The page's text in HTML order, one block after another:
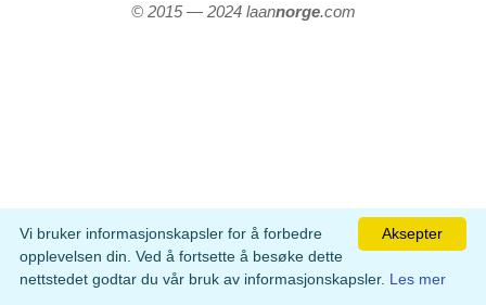
© 2015 — 2024 laannorge.com
Aksepter
Vi bruker informasjonskapsler for å forbedre
opplevelsen din. Ved å fortsette å besøke dette
nettstedet godtar du vår bruk av informasjonskapsler. Les mer